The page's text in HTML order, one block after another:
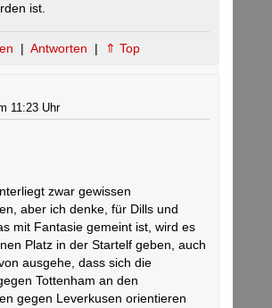
ist.
| Antworten | ⇑ Top
11:23 Uhr
zwar gewissen
aber ich denke, für Dills und
mit Fantasie gemeint ist, wird es
Platz in der Startelf geben, auch
ausgehe, dass sich die
Tottenham an den
gegen Leverkusen orientieren